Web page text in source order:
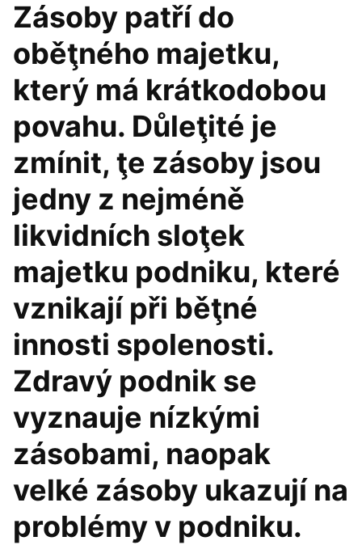
Zásoby patří do
oběţného majetku,
který má krátkodobou
povahu. Důleţité je
zmínit, ţe zásoby jsou
jedny z nejméně
likvidních sloţek
majetku podniku, které
vznikají při běţné
innosti spolenosti.
Zdravý podnik se
vyznauje nízkými
zásobami, naopak
velké zásoby ukazují na
problémy v podniku.